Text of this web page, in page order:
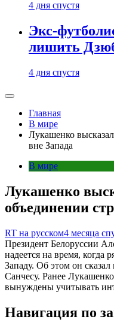
4 дня спустя
Экс-
лишить
4 дня спустя
Главная
В мире
Лукашенко
вне Запада
В мире
Лукашенко
объединении
RT на русском4 месяца
Президент Белоруссии
надеется на время, когда
Западу. Об этом он
Санчесу. Ранее
вынуждены учитывать
Навигация по